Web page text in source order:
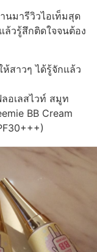
มารีวิวไอเท็มสุด
ล้วรู้สึกติดใจจนต้อง
ห้สาวๆ ได้รู้จักแล้ว
อเลสไวท์ สมูท
BB Cream